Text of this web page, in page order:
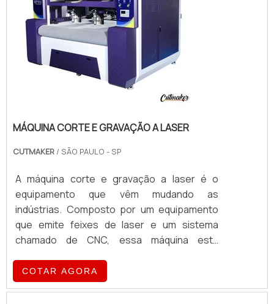
MÁQUINA CORTE E GRAVAÇÃO A LASER
CUTMAKER / SÃO PAULO - SP
A máquina corte e gravação a laser é o
equipamento que vêm mudando as
indústrias. Composto por um equipamento
que emite feixes de laser e um sistema
chamado de CNC, essa máquina está
itens do nosso dia-a-dia, tais como: Peças
de artesanato; Brindes; Calçados; Roupas;
COTAR AGORA